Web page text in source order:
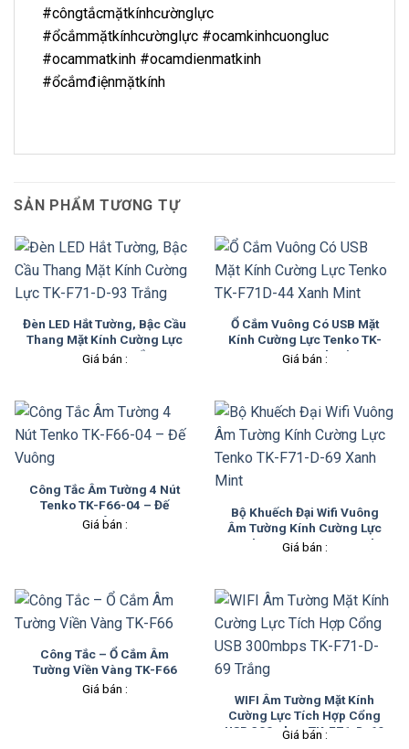
#côngtắcmặtkínhcườnglực
#ổcắmmặtkínhcườnglực #ocamkinhcuongluc
#ocammatkinh #ocamdienmatkinh
#ổcắmđiệnmặtkính
SẢN PHẨM TƯƠNG TỰ
Đèn LED Hắt Tường, Bậc Cầu
Thang Mặt Kính Cường Lực
TK-F71-D-93 Trắng
Giá bán :
Ổ Cắm Vuông Có USB Mặt
Kính Cường Lực Tenko TK-
F71D-44 Xanh Mint
Giá bán :
Công Tắc Âm Tường 4 Nút
Tenko TK-F66-04 – Đế
Vuông
Giá bán :
Bộ Khuếch Đại Wifi Vuông
Âm Tường Kính Cường Lực
Tenko TK-F71-D-69 Xanh
Giá bán :
Công Tắc – Ổ Cắm Âm
Tường Viền Vàng TK-F66
Giá bán :
WIFI Âm Tường Mặt Kính
Cường Lực Tích Hợp Cổng
USB 300mbps TK-F71-D-69
Giá bán :